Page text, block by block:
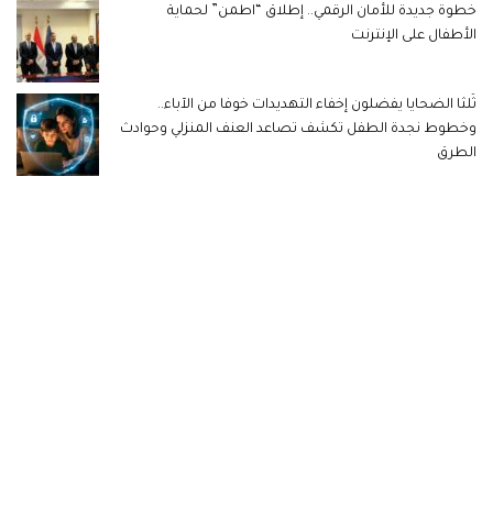
خطوة جديدة للأمان الرقمي.. إطلاق “اطمن” لحماية
الأطفال على الإنترنت
ثُلثا الضحايا يفضلون إخفاء التهديدات خوفا من الآباء..
وخطوط نجدة الطفل تكشف تصاعد العنف المنزلي وحوادث
الطرق